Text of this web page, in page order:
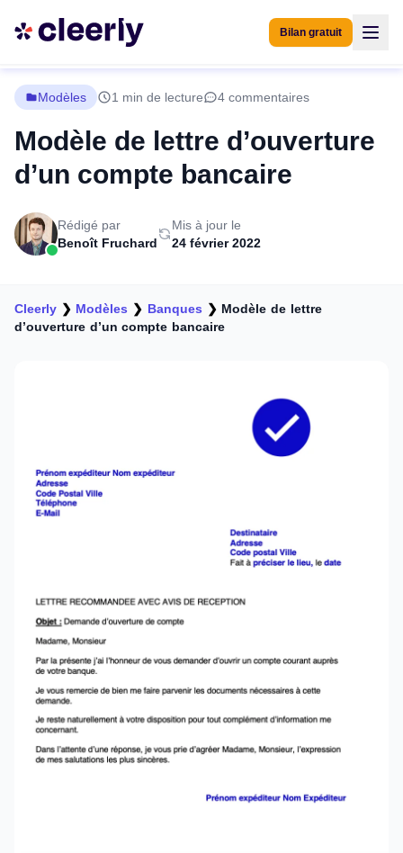
Bilan gratuit
Modèles 1 min de lecture 4 commentaires
Modèle de lettre d’ouverture
d’un compte bancaire
Rédigé par
Benoît Fruchard
Mis à jour le
24 février 2022
Cleerly ❯ Modèles ❯ Banques ❯ Modèle de lettre
d’ouverture d’un compte bancaire